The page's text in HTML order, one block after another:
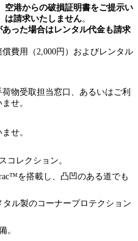
空港からの破損証明書をご提示い
は請求いたしません。
った場合はレンタル代金も請求
費用（2,000円）およびレンタル
物受取担当窓口、あるいはご利
せ。
せ。
コレクション。
を搭載し、凸凹のある道でも
ル製のコーナープロテクション
。